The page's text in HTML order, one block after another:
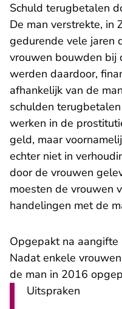
Schuld terugbetalen
De man verstrekte, in
gedurende vele jaren
vrouwen bouwden bij
werden daardoor,
afhankelijk van de
schulden
werken in de
geld, maar
echter niet in
door de vrouwen
moesten de vrouwen
handelingen met de
Opgepakt na aangifte
Nadat enkele
de man in 2016
Uitspraken